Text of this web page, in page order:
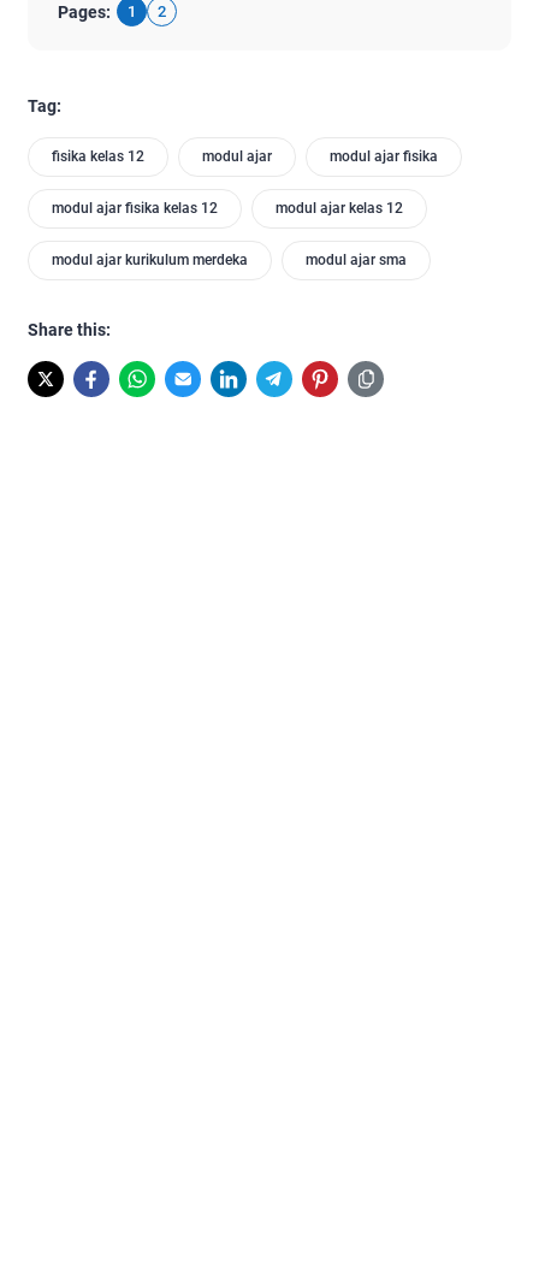
Pages: 1 2
Tag:
fisika kelas 12 modul ajar modul ajar fisika
modul ajar fisika kelas 12 modul ajar kelas 12
modul ajar kurikulum merdeka modul ajar sma
Share this: